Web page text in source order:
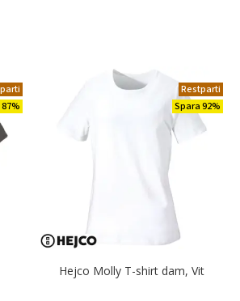
Restparti
Spara 92%
Hejco Molly T-shirt dam, Vit